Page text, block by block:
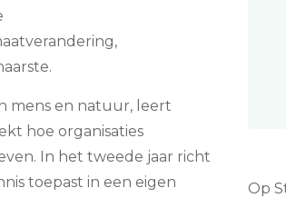
mens en natuur, leert
hoe organisaties
In het tweede jaar richt
toepast in een eigen
Op